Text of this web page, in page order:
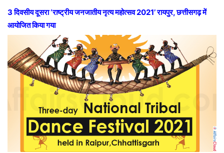
3 दिवसीय दूसरा ‘राष्ट्रीय जनजातीय नृत्य महोत्सव 2021’ रायपुर, छत्तीसगढ़ में
आयोजित किया गया